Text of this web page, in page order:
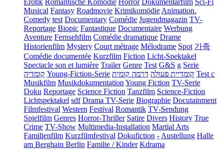
Musical Fantasy Roadmovie Krimikomödie Animation.
Comedy test Documentary Comédie Jugendmagazin TV-
Reportage Biopic Fantastique Documentaire Werbung
Aventure Fernsehfilm Comédie dramatique Drame
Historienfilm Mystery Court métrage Mélodrame Spot 가족
Comédie documentée Kurzfilm Fiction Licht-Spektakel
Spectacle son et lumière Trailer Genre Test G&S g Serie
קומדיה Young-Fiction-Serie קומדיית פעולה דרמה קומית
Test c
Musikfilm Musikdokumentation Young Fiction TV-Serie
Doku Reportage Science Fiction Tanzfilm Science-Fiction
Lichtspektakel sdf Drama TV-Serie Biographie Docutainment
Filmfestival Western Festival Romantik TV-Sendung
Spielfilm Genres Horror-Thriller Satire Divers History True
Crime TV-Show Multimedia-Installation Martial Arts
Familienfilm Kurzfilmfestival Dokufiction - Austellung Halle
am Berghain Berlin Familie / Kinder Kdrama